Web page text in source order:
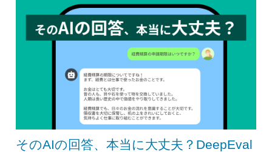
そのAIの回答、本当に大丈夫？DeepEval